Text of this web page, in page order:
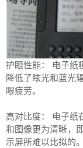
护眼性能： 电子纸
降低了眩光和蓝光
眼疲劳。
高对比度： 电子纸
和图像更为清晰，
示屏所难以比拟的。